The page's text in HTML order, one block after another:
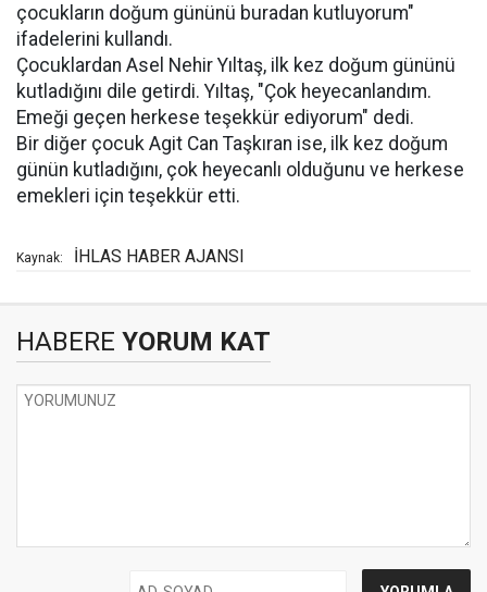
çocukların doğum gününü buradan kutluyorum"
ifadelerini kullandı.
Çocuklardan Asel Nehir Yıltaş, ilk kez doğum gününü
kutladığını dile getirdi. Yıltaş, "Çok heyecanlandım.
Emeği geçen herkese teşekkür ediyorum" dedi.
Bir diğer çocuk Agit Can Taşkıran ise, ilk kez doğum
günün kutladığını, çok heyecanlı olduğunu ve herkese
emekleri için teşekkür etti.
Kaynak: İHLAS HABER AJANSI
HABERE YORUM KAT